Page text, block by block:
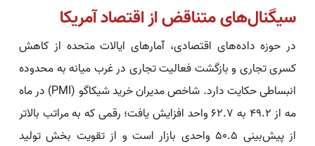
سیگنال‌های متناقض از اقتصاد آمریکا
در حوزه داده‌های اقتصادی، آمارهای ایالات متحده از کاهش
کسری تجاری و بازگشت فعالیت تجاری در غرب میانه به محدوده
انبساطی حکایت دارد. شاخص مدیران خرید شیکاگو (PMI) در ماه
مه از ۴۹.۲ به ۶۲.۷ واحد افزایش یافت؛ رقمی که به مراتب بالاتر
از پیش‌بینی ۵۰.۵ واحدی بازار است و از تقویت بخش تولید